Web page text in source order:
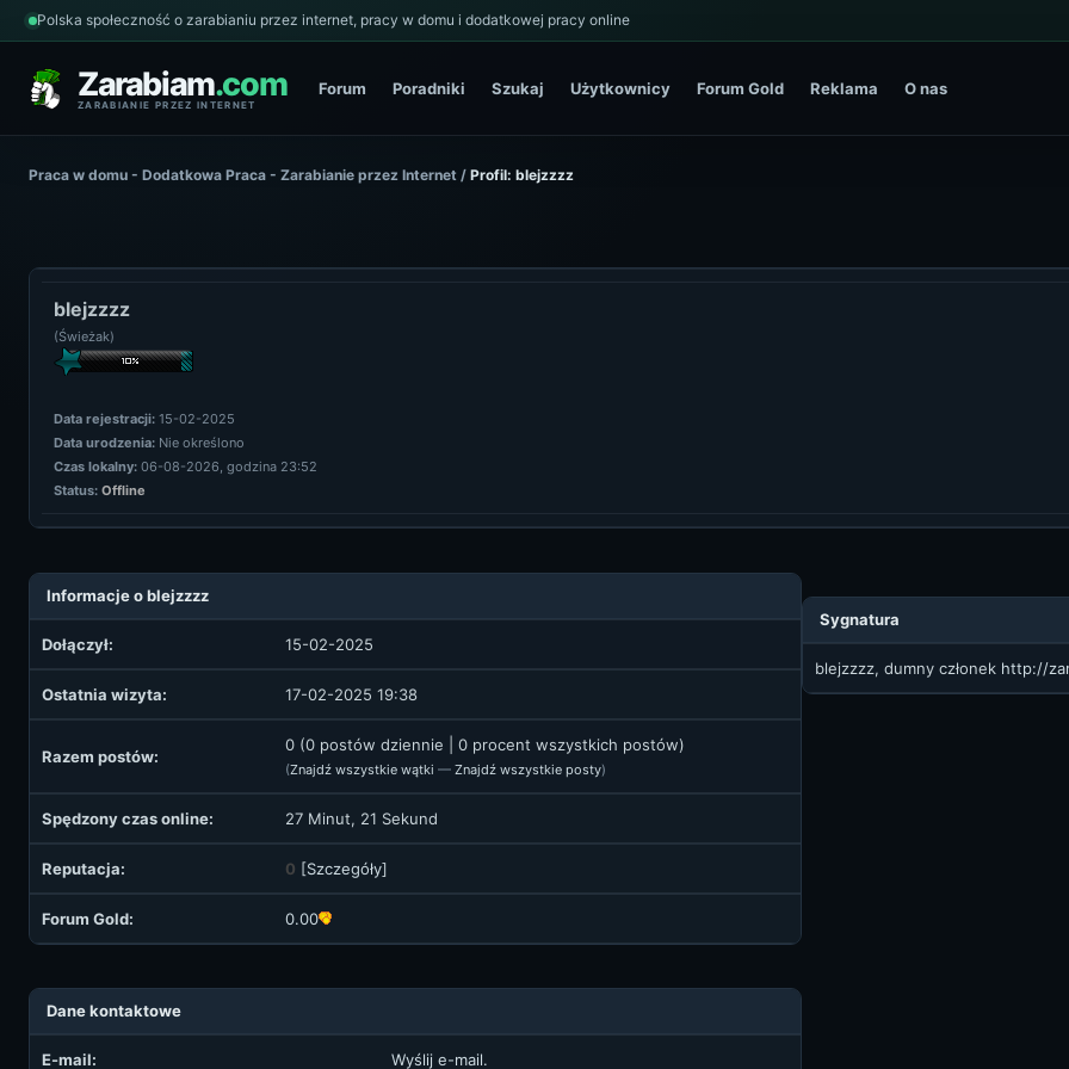
Polska społeczność o zarabianiu przez internet, pracy w domu i dodatkowej pracy online
Zarabiam.com
ZARABIANIE PRZEZ INTERNET
Forum Poradniki Szukaj Użytkownicy Forum Gold Reklama O nas
Praca w domu - Dodatkowa Praca - Zarabianie przez Internet / Profil: blejzzzz
blejzzzz
(Świeżak)
Data rejestracji: 15-02-2025
Data urodzenia: Nie określono
Czas lokalny: 06-08-2026, godzina 23:52
Status: Offline
Informacje o blejzzzz
Dołączył: 15-02-2025
Ostatnia wizyta: 17-02-2025 19:38
Razem postów:
0 (0 postów dziennie | 0 procent wszystkich postów)
(Znajdź wszystkie wątki — Znajdź wszystkie posty)
Spędzony czas online: 27 Minut, 21 Sekund
Reputacja: 0 [Szczegóły]
Forum Gold: 0.00
Dane kontaktowe
E-mail: Wyślij e-mail.
Sygnatura
blejzzzz, dumny członek http://